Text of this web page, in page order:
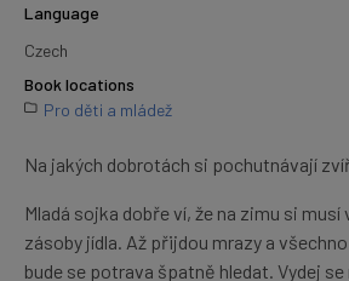
Language
Czech
Book locations
Pro děti a mládež
Na jakých dobrotách si pochutnávají
Mladá sojka dobře ví, že na zimu si
zásoby jídla. Až přijdou mrazy a
bude se potrava špatně hledat. Vydej